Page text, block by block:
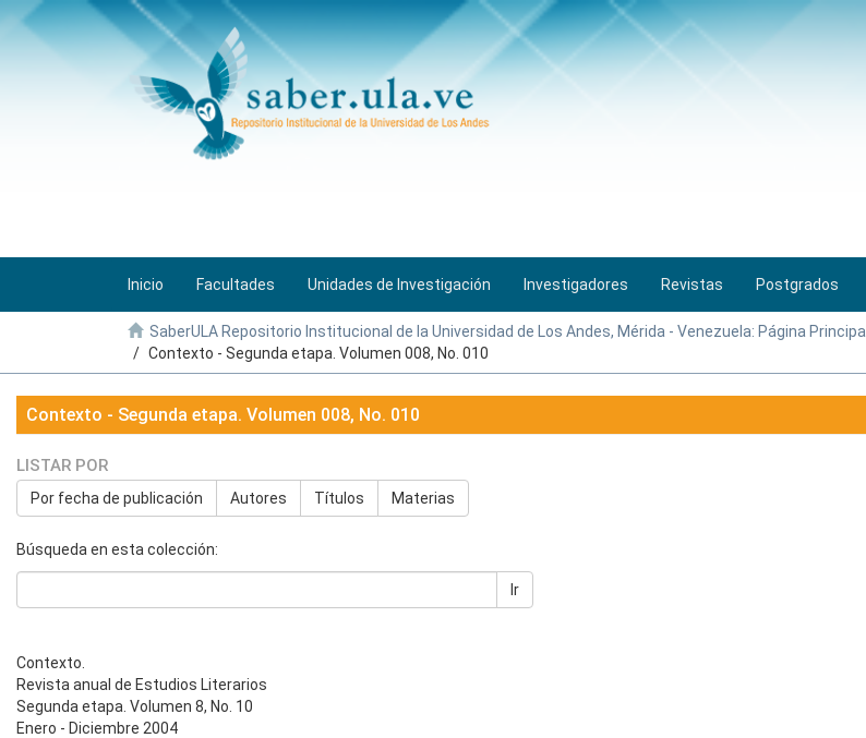
Inicio Facultades Unidades de Investigación Investigadores Revistas Postgrados
SaberULA Repositorio Institucional de la Universidad de Los Andes, Mérida - Venezuela: Página Principal
Contexto - Segunda etapa. Volumen 008, No. 010
Contexto - Segunda etapa. Volumen 008, No. 010
LISTAR POR
Por fecha de publicación Autores Títulos Materias
Búsqueda en esta colección:
Ir
Contexto.
Revista anual de Estudios Literarios
Segunda etapa. Volumen 8, No. 10
Enero - Diciembre 2004